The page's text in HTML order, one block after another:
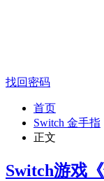
找回密码
首页
Switch 金手指
正文
Switch游戏